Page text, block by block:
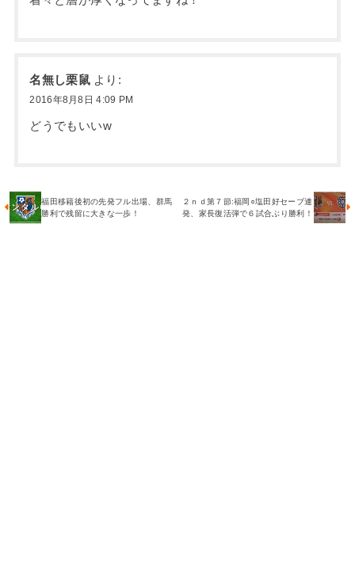
名無し栗鼠 より:
2016年8月8日 4:09 PM
どうでもいいw
福田移籍後初の先発フル出場、群馬
勝利で残留に大きな一歩！
２ｎｄ第７節:福岡○塩田好セーブ連
発、家長復活弾で６試合ぶり勝利！